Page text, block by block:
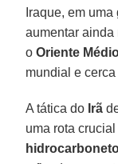
Iraque, em
aumentar ainda
o Oriente
mundial e
A tática do Irã
uma rota